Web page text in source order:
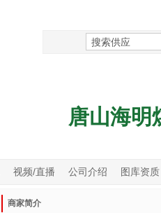
唐山海明
视频/直播 公司介绍 图库资质
商家简介